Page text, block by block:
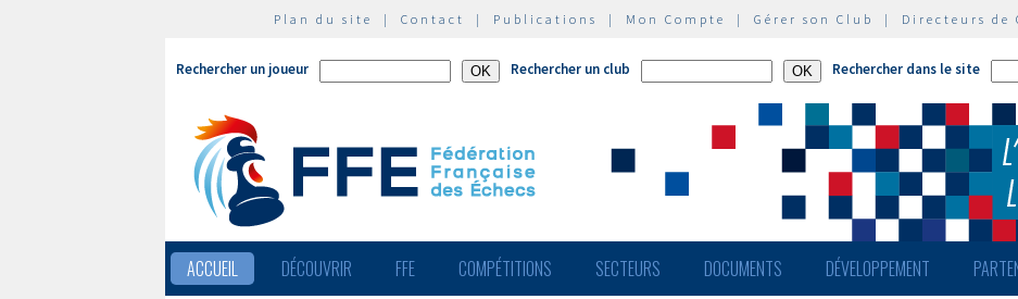
Plan du site | Contact | Publications | Mon Compte | Gérer son Club | Directeurs de
Rechercher un joueur Rechercher un club Rechercher dans le site
ACCUEIL DÉCOUVRIR FFE COMPÉTITIONS SECTEURS DOCUMENTS DÉVELOPPEMENT